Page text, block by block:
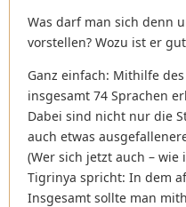
Was darf man sich denn
vorstellen? Wozu ist er
Ganz einfach: Mithilfe
insgesamt 74 Sprachen
Dabei sind nicht nur die
auch etwas
(Wer sich jetzt auch –
Tigrinya spricht: In dem
Insgesamt sollte man